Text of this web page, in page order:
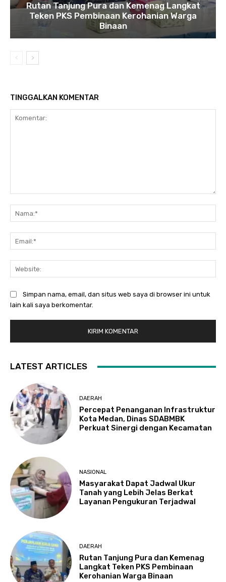
Rutan Tanjung Pura dan Kemenag Langkat
Teken PKS Pembinaan Kerohanian Warga
Binaan
TINGGALKAN KOMENTAR
Simpan nama, email, dan situs web saya di browser ini untuk
lain kali saya berkomentar.
LATEST ARTICLES
DAERAH
Percepat Penanganan Infrastruktur
Kota Medan, Dinas SDABMBK
Perkuat Sinergi dengan Kecamatan
NASIONAL
Masyarakat Dapat Jadwal Ukur
Tanah yang Lebih Jelas Berkat
Layanan Pengukuran Terjadwal
DAERAH
Rutan Tanjung Pura dan Kemenag
Langkat Teken PKS Pembinaan
Kerohanian Warga Binaan